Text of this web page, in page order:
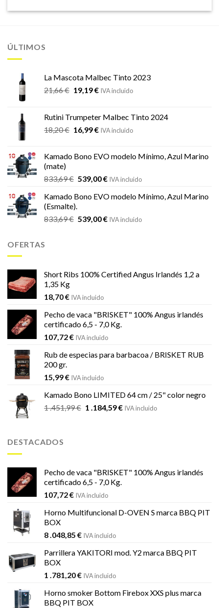
ÚLTIMOS
La Mascota Malbec Tinto 2023
21,66€ El
era:
21,66 €.
19,19€El
es:
19,19 €.
IVA incluido
Rutini Trumpeter Malbec Tinto 2024
18,20€ El
era:
16,99€El
es:
IVA incluido
Kamado Bono EVO modelo Mínimo, Azul Marino
(mate)
833,69€ El
original
era:
833,69 €.
539,00€El
actual
539,00 €.
IVA incluido
Kamado Bono EVO modelo Mínimo, Azul Marino
(Esmalte).
833,69€ El
539,00€ElIVA incluido
OFERTAS
Short Ribs 100% Certified Angus Irlandés 1,2 a
1,35 Kg
18,70€ IVA incluido
Pecho de vaca "BRISKET" 100% Angus irlandés
certificado 6,5 - 7,0 Kg.
107,72€ IVA incluido
Rub de especias para barbacoa / BRISKET RUB
200 gr.
15,99€ IVA incluido
Kamado Bono LIMITED 64 cm / 25" color negro
1 .451,99€ El
1 .184,59€ElIVA incluido
DESTACADOS
Pecho de vaca "BRISKET" 100% Angus irlandés
certificado 6,5 - 7,0 Kg.
107,72€ IVA incluido
Horno Multifuncional D-OVEN S marca BBQ PIT
BOX
8 .048,85 € IVA incluido
Parrillera YAKITORI mod. Y2 marca BBQ PIT
BOX
1 .781,20€ IVA incluido
Horno smoker Bottom Firebox XXS plus marca
BBQ PIT BOX